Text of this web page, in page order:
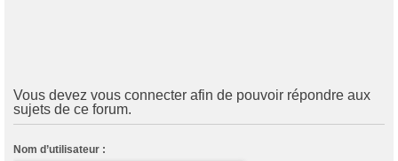
Vous devez vous connecter afin de pouvoir répondre aux
sujets de ce forum.
Nom d’utilisateur :